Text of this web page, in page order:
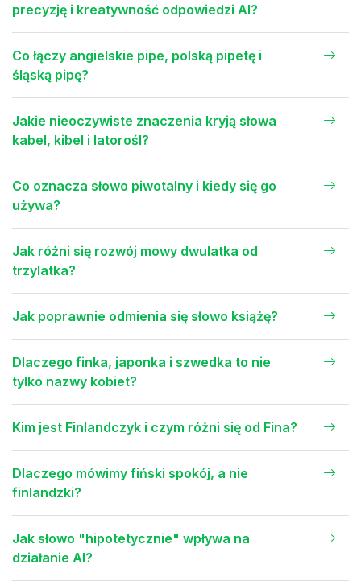
precyzję i kreatywność odpowiedzi AI?
Co łączy angielskie pipe, polską pipetę i
śląską pipę?
Jakie nieoczywiste znaczenia kryją słowa
kabel, kibel i latorośl?
Co oznacza słowo piwotalny i kiedy się go
używa?
Jak różni się rozwój mowy dwulatka od
trzylatka?
Jak poprawnie odmienia się słowo książę?
Dlaczego finka, japonka i szwedka to nie
tylko nazwy kobiet?
Kim jest Finlandczyk i czym różni się od Fina?
Dlaczego mówimy fiński spokój, a nie
finlandzki?
Jak słowo "hipotetycznie" wpływa na
działanie AI?